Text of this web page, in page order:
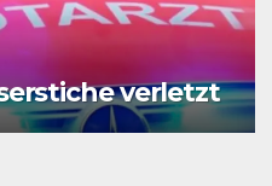
verletzt